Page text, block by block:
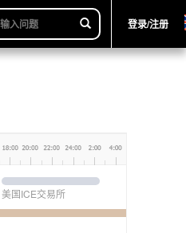
登录/注册
美国ICE交易所